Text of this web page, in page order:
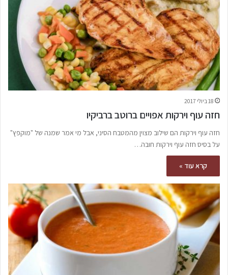
18 ביולי 2017
חזה עוף וירקות אפויים ברוטב ברביקיו
חזה עוף וירקות הם שילוב מצוין מהמטבח הסיני, אבל מי אמר שמנה של "מוקפץ"
על בסיס חזה עוף וירקות חובה…
קרא עוד »